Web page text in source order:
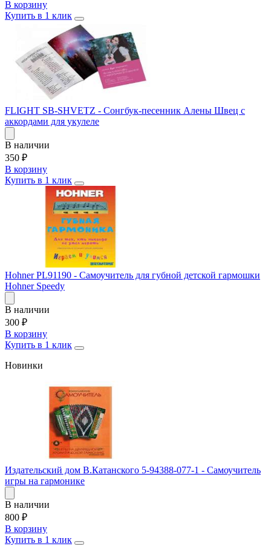
В корзину
Купить в 1 клик
FLIGHT SB-SHVETZ - Сонгбук-песенник Алены Швец с
аккордами для укулеле
В наличии
350 ₽
В корзину
Купить в 1 клик
Hohner PL91190 - Самоучитель для губной детской гармошки
Hohner Speedy
В наличии
300 ₽
В корзину
Купить в 1 клик
Новинки
Издательский дом В.Катанского 5-94388-077-1 - Самоучитель
игры на гармонике
В наличии
800 ₽
В корзину
Купить в 1 клик